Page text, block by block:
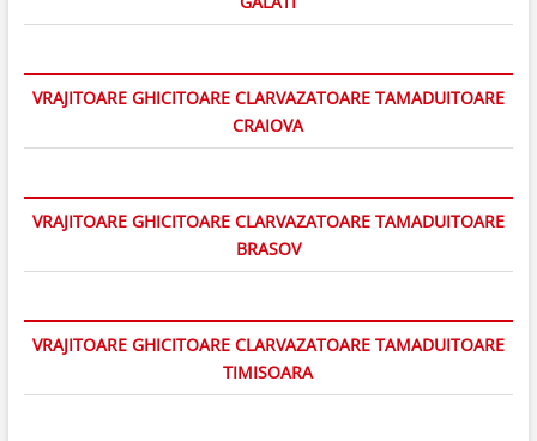
VRAJITOARE GHICITOARE CLARVAZATOARE TAMADUITOARE
CRAIOVA
VRAJITOARE GHICITOARE CLARVAZATOARE TAMADUITOARE
BRASOV
VRAJITOARE GHICITOARE CLARVAZATOARE TAMADUITOARE
TIMISOARA